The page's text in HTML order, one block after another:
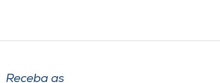
Receba as